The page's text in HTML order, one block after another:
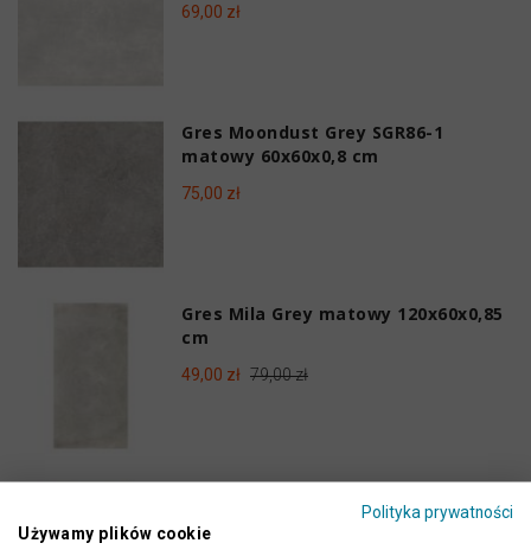
69,00 zł
Gres Moondust Grey SGR86-1
matowy 60x60x0,8 cm
75,00 zł
Gres Mila Grey matowy 120x60x0,85
cm
49,00 zł 79,00 zł
Polityka prywatności
Używamy plików cookie